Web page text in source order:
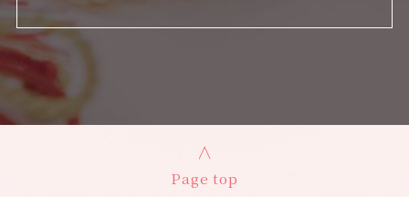
Page top